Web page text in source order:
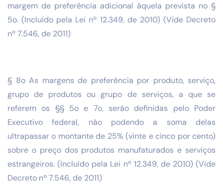
margem de preferência adicional àquela prevista no §
5o. (Incluído pela Lei nº 12.349, de 2010) (Vide Decreto
nº 7.546, de 2011)
§ 8o As margens de preferência por produto, serviço,
grupo de produtos ou grupo de serviços, a que se
referem os §§ 5o e 7o, serão definidas pelo Poder
Executivo federal, não podendo a soma delas
ultrapassar o montante de 25% (vinte e cinco por cento)
sobre o preço dos produtos manufaturados e serviços
estrangeiros. (Incluído pela Lei nº 12.349, de 2010) (Vide
Decreto nº 7.546, de 2011)